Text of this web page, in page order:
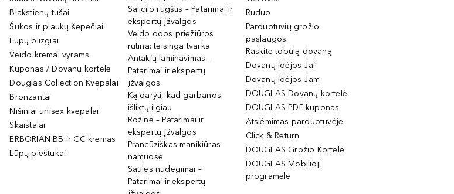
Blakstienų tušai
Šukos ir plaukų šepečiai
Lūpų blizgiai
Veido kremai vyrams
Kuponas / Dovanų kortelė
Douglas Collection Kvepalai
Bronzantai
Nišiniai unisex kvepalai
Skaistalai
ERBORIAN BB ir CC kremas
Lūpų pieštukai
Salicilo rūgštis – Patarimai ir
ekspertų įžvalgos
Veido odos priežiūros
rutina: teisinga tvarka
Antakių laminavimas –
Patarimai ir ekspertų
įžvalgos
Ką daryti, kad garbanos
išliktų ilgiau
Rožinė – Patarimai ir
ekspertų įžvalgos
Prancūziškas manikiūras
namuose
Saulės nudegimai –
Patarimai ir ekspertų
Ruduo
Parduotuvių grožio
paslaugos
Raskite tobulą dovaną
Dovanų idėjos Jai
Dovanų idėjos Jam
DOUGLAS Dovanų kortelė
DOUGLAS PDF kuponas
Atsiėmimas parduotuvėje
Click & Return
DOUGLAS Grožio Kortelė
DOUGLAS Mobilioji
programėlė